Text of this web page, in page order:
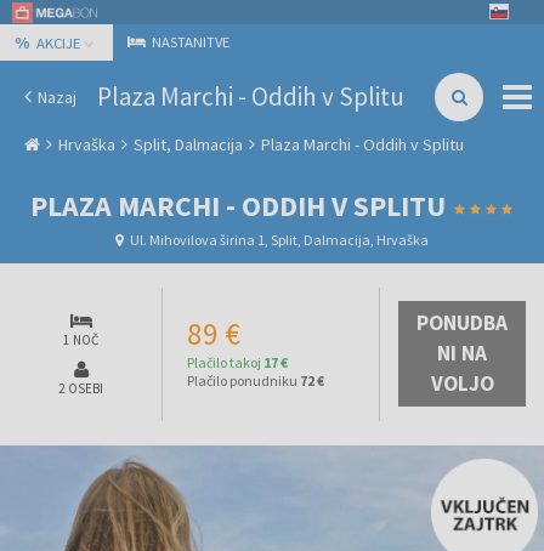
% AKCIJE NASTANITVE
Nazaj Plaza Marchi - Oddih v Splitu
Hrvaška Split, Dalmacija Plaza Marchi - Oddih v Splitu
PLAZA MARCHI - ODDIH V SPLITU
Ul. Mihovilova širina 1, Split, Dalmacija, Hrvaška
1 NOČ
2 OSEBI
89 €
Plačilo takoj 17 €
Plačilo ponudniku 72 €
PONUDBA
NI NA
VOLJO